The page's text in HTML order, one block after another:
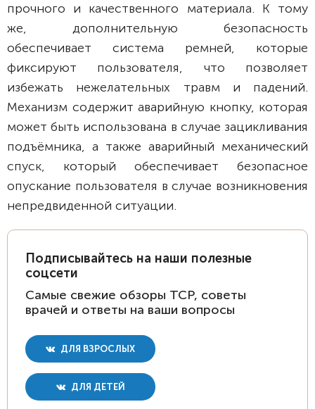
прочного и качественного материала. К тому
же, дополнительную безопасность
обеспечивает система ремней, которые
фиксируют пользователя, что позволяет
избежать нежелательных травм и падений.
Механизм содержит аварийную кнопку, которая
может быть использована в случае зацикливания
подъёмника, а также аварийный механический
спуск, который обеспечивает безопасное
опускание пользователя в случае возникновения
непредвиденной ситуации.
Подписывайтесь на наши полезные
соцсети
Самые свежие обзоры ТСР, советы
врачей и ответы на ваши вопросы
ДЛЯ ВЗРОСЛЫХ
ДЛЯ ДЕТЕЙ